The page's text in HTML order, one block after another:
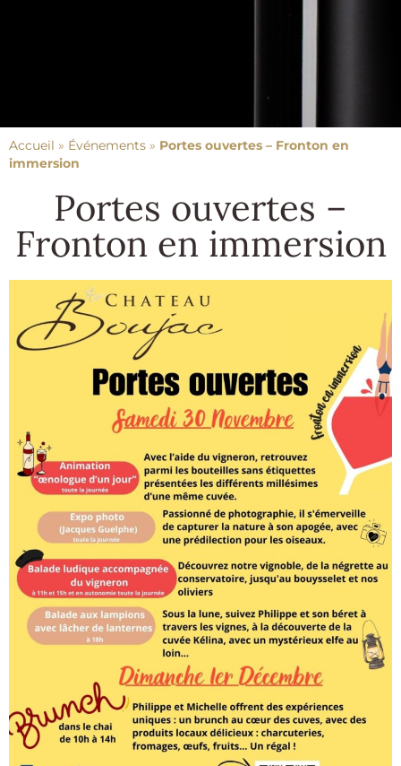
Accueil » Événements » Portes ouvertes – Fronton en
immersion
Portes ouvertes –
Fronton en immersion